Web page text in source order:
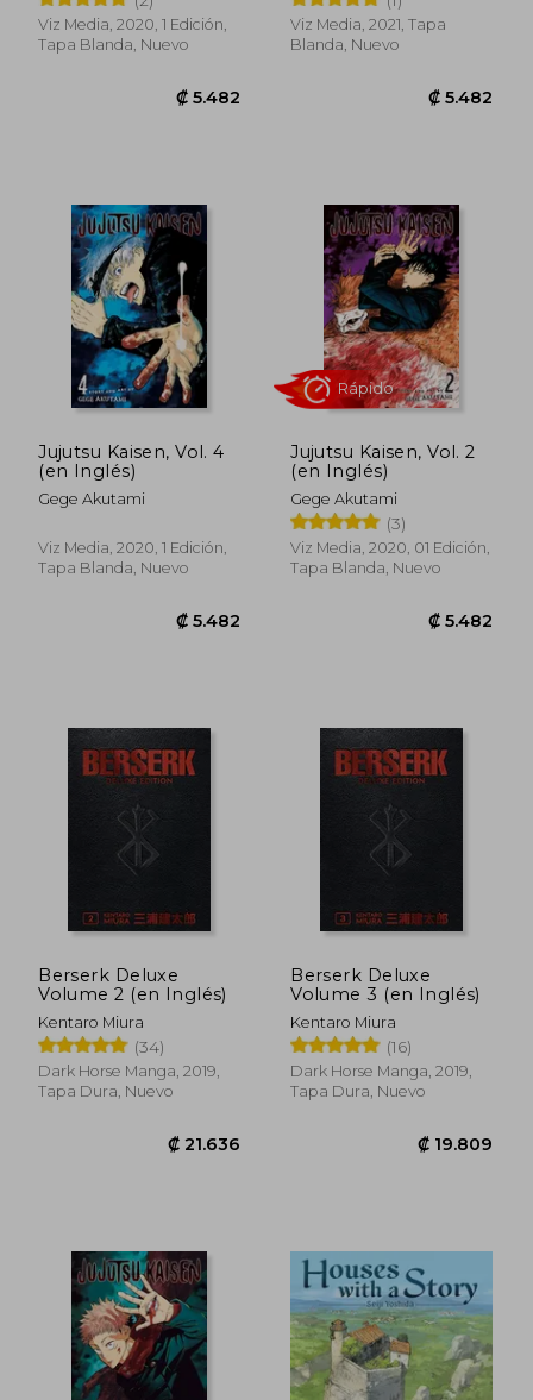
Viz Media, 2020, 1 Edición,
Tapa Blanda, Nuevo
₡ 5.482
Viz Media, 2021, Tapa
Blanda, Nuevo
Jujutsu Kaisen, Vol. 4
(en Inglés)
Gege Akutami
Viz Media, 2020, 1 Edición,
Tapa Blanda, Nuevo
Jujutsu Kaisen, Vol. 2
(en Inglés)
Gege Akutami
(3)
Viz Media, 2020, 01 Edición,
Tapa Blanda, Nuevo
Berserk Deluxe
Volume 2 (en Inglés)
Kentaro Miura
(34)
Dark Horse Manga, 2019,
Tapa Dura, Nuevo
Berserk Deluxe
Volume 3 (en Inglés)
Kentaro Miura
(16)
Dark Horse Manga, 2019,
Tapa Dura, Nuevo